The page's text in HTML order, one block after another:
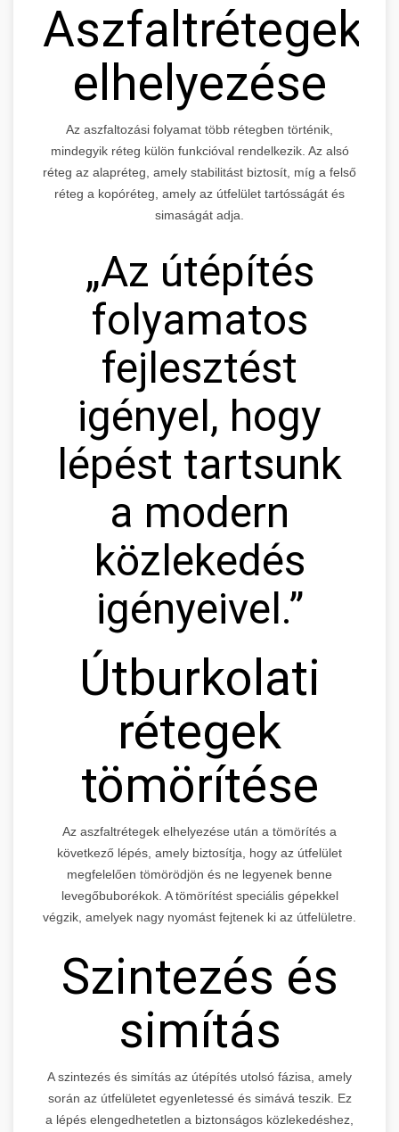
Aszfaltrétegek
elhelyezése
Az aszfaltozási folyamat több rétegben történik,
mindegyik réteg külön funkcióval rendelkezik. Az alsó
réteg az alapréteg, amely stabilitást biztosít, míg a felső
réteg a kopóréteg, amely az útfelület tartósságát és
simaságát adja.
„Az útépítés
folyamatos
fejlesztést
igényel, hogy
lépést tartsunk
a modern
közlekedés
igényeivel.”
Útburkolati
rétegek
tömörítése
Az aszfaltrétegek elhelyezése után a tömörítés a
következő lépés, amely biztosítja, hogy az útfelület
megfelelően tömörödjön és ne legyenek benne
levegőbuborékok. A tömörítést speciális gépekkel
végzik, amelyek nagy nyomást fejtenek ki az útfelületre.
Szintezés és
simítás
A szintezés és simítás az útépítés utolsó fázisa, amely
során az útfelületet egyenletessé és simává teszik. Ez
a lépés elengedhetetlen a biztonságos közlekedéshez,